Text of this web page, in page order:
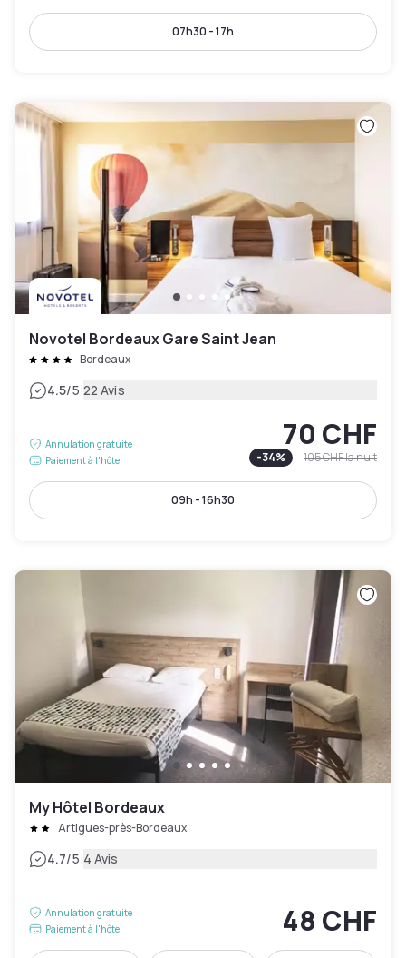
07h30 - 17h
Novotel Bordeaux Gare Saint Jean
Bordeaux
4.5/5|22 Avis
Annulation gratuite
Paiement à l'hôtel
70 CHF
-34% 105 CHFla nuit
09h - 16h30
My Hôtel Bordeaux
Artigues-près-Bordeaux
4.7/5|4 Avis
Annulation gratuite
Paiement à l'hôtel
48 CHF